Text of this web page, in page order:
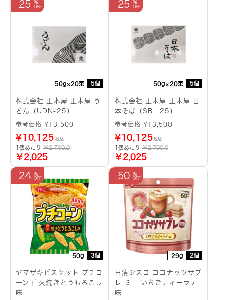
50g×20束 5個
25
株式会社 正木屋 正木屋 う
どん（UDN-25）
参考価格 ¥13,500
¥10,125 税込
1個あたり ￥2,700.0
￥2,025
50g×20束 5個
25
株式会社 正木屋 正木屋 日
本そば（SB－25)
参考価格 ¥13,500
¥10,125 税込
1個あたり ￥2,700.0
￥2,025
50g 3個
24
ヤマザキビスケット プチコ
ーン 直火焼きとうもろこし
味
29g 2個
50
日清シスコ ココナッツサブ
レ ミニ いちごティーラテ
味